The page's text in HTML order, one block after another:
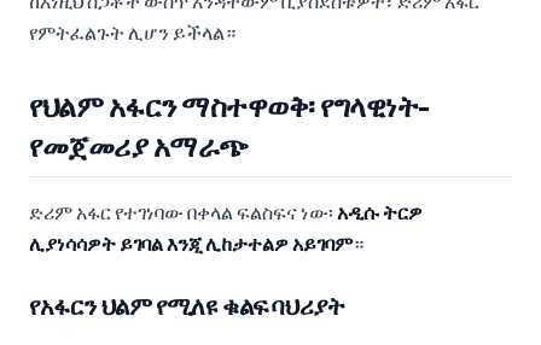
የምትፈልጉት ሊሆን ይችላል።
የህልም አፋርን ማስተዋወቅ፡ የግላዊነት-
የመጀመሪያ አማራጭ
ድሪም አፋር የተገነባው በቀላል ፍልስፍና ነው፡ አዲሱ ትርዎ
ሊያነሳሳዎት ይገባል እንጂ ሊከታተልዎ አይገባም።
የአፋርን ህልም የሚለዩ ቁልፍ ባህሪያት